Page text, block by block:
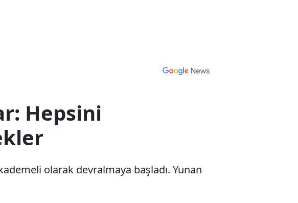
Hepsini
olarak devralmaya başladı. Yunan